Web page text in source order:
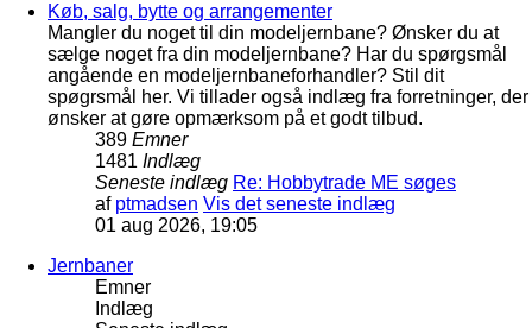
Køb, salg, bytte og arrangementer
Mangler du noget til din modeljernbane? Ønsker du at
sælge noget fra din modeljernbane? Har du spørgsmål
angående en modeljernbaneforhandler? Stil dit
spøgrsmål her. Vi tillader også indlæg fra forretninger, der
ønsker at gøre opmærksom på et godt tilbud.
389 Emner
1481 Indlæg
Seneste indlæg Re: Hobbytrade ME søges
af ptmadsen Vis det seneste indlæg
01 aug 2026, 19:05
Jernbaner
Emner
Indlæg